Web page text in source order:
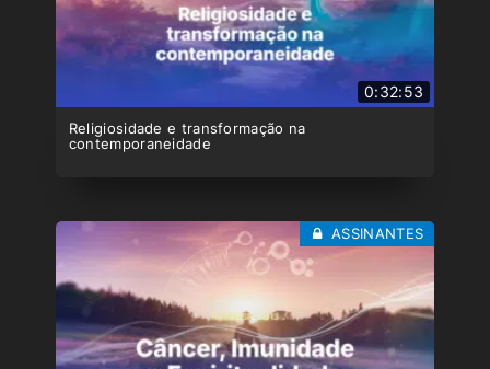
0:32:53
Religiosidade e transformação na
contemporaneidade
ASSINANTES